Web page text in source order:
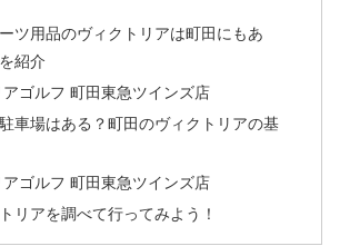
ツ用品のヴィクトリアは町田にもあ
紹介
ゴルフ 町田東急ツインズ店
車場はある？町田のヴィクトリアの基
ゴルフ 町田東急ツインズ店
リアを調べて行ってみよう！